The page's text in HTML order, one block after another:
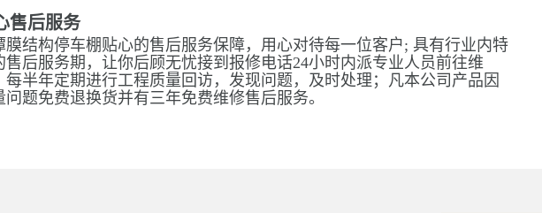
售后服务
膜结构停车棚贴心的售后服务保障，用心对待每一位客户; 具有行业内特
售后服务期，让你后顾无忧接到报修电话24小时内派专业人员前往维
每半年定期进行工程质量回访，发现问题，及时处理；凡本公司产品因
问题免费退换货并有三年免费维修售后服务。